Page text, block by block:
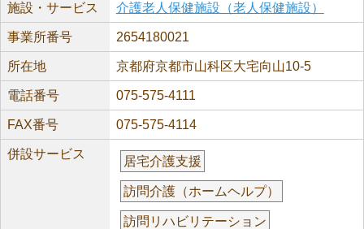
施設・サービス 介護老人保健施設（老人保健施設）
事業所番号 2654180021
所在地 京都府京都市山科区大宅向山10-5
電話番号 075-575-4111
FAX番号 075-575-4114
併設サービス
居宅介護支援
訪問介護（ホームヘルプ）
訪問リハビリテーション